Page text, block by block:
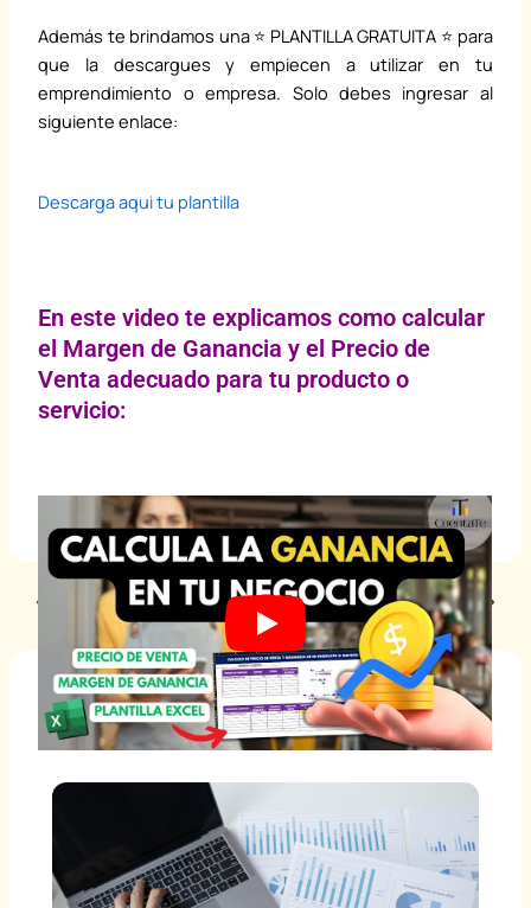
Además te brindamos una ⭐ PLANTILLA GRATUITA ⭐ para
que la descargues y empiecen a utilizar en tu
emprendimiento o empresa. Solo debes ingresar al
siguiente enlace:
Descarga aqui tu plantilla
En este video te explicamos como calcular
el Margen de Ganancia y el Precio de
Venta adecuado para tu producto o
servicio:
PREVIOUS NEXT
Artículos relacionados